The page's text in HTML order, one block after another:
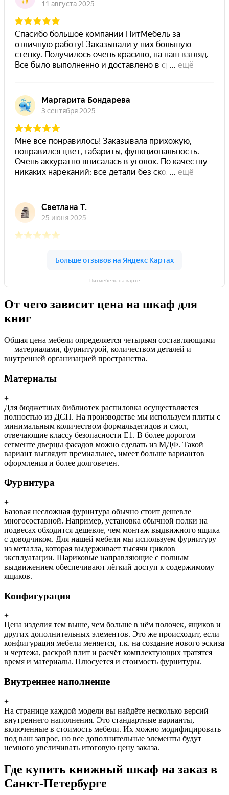
Питмебель на карте
От чего зависит цена на шкаф для
книг
Общая цена мебели определяется четырьмя составляющими
— материалами, фурнитурой, количеством деталей и
внутренней организацией пространства.
Материалы
+
Для бюджетных библиотек распиловка осуществляется
полностью из ДСП. На производстве мы используем плиты с
минимальным количеством формальдегидов и смол,
отвечающие классу безопасности Е1. В более дорогом
сегменте дверцы фасадов можно сделать из МДФ. Такой
вариант выглядит премиальнее, имеет больше вариантов
оформления и более долговечен.
Фурнитура
+
Базовая несложная фурнитура обычно стоит дешевле
многосоставной. Например, установка обычной полки на
подвесах обходится дешевле, чем монтаж выдвижного ящика
с доводчиком. Для нашей мебели мы используем фурнитуру
из металла, которая выдерживает тысячи циклов
эксплуатации. Шариковые направляющие с полным
выдвижением обеспечивают лёгкий доступ к содержимому
ящиков.
Конфигурация
+
Цена изделия тем выше, чем больше в нём полочек, ящиков и
других дополнительных элементов. Это же происходит, если
конфигурация мебели меняется, т.к. на создание нового эскиза
и чертежа, раскрой плит и расчёт комплектующих тратятся
время и материалы. Плюсуется и стоимость фурнитуры.
Внутреннее наполнение
+
На странице каждой модели вы найдёте несколько версий
внутреннего наполнения. Это стандартные варианты,
включенные в стоимость мебели. Их можно модифицировать
под ваш запрос, но все дополнительные элементы будут
немного увеличивать итоговую цену заказа.
Где купить книжный шкаф на заказ в
Санкт-Петербурге